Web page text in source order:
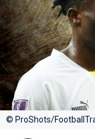
© ProShots/